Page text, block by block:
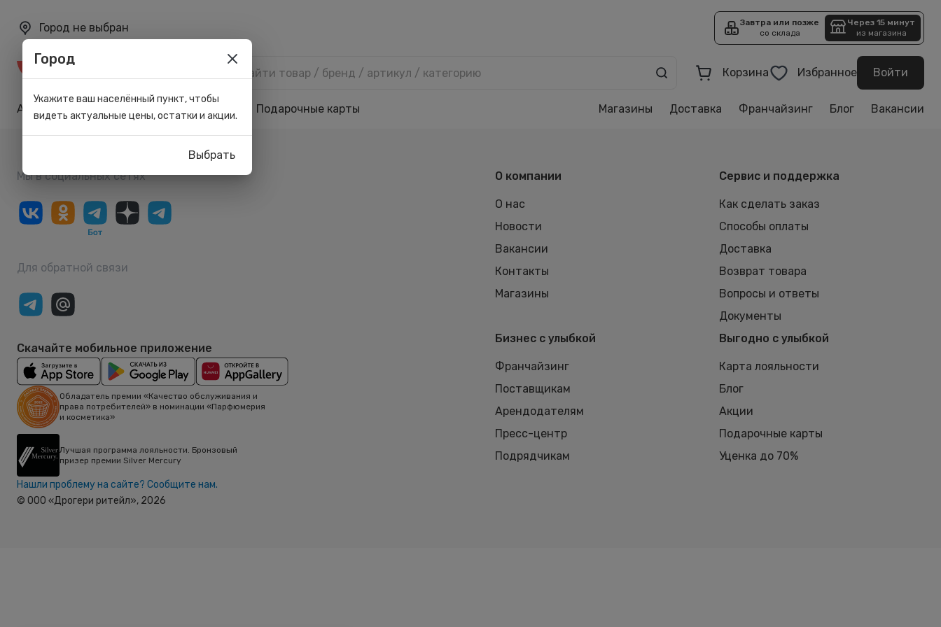
Город не выбран
Завтра или позже
со склада
Через 15 минут
из магазина
Корзина Избранное Войти
Акции Карта лояльности Подарочные карты Магазины Доставка Франчайзинг Блог Вакансии
Мы в социальных сетях
Для обратной связи
Скачайте мобильное приложение
Обладатель премии «Качество обслуживания и
права потребителей» в номинации «Парфюмерия
и косметика»
Лучшая программа лояльности. Бронзовый
призер премии Silver Mercury
Нашли проблему на сайте? Сообщите нам.
© ООО «Дрогери ритейл», 2026
О компании
О нас
Новости
Вакансии
Контакты
Магазины
Сервис и поддержка
Как сделать заказ
Способы оплаты
Доставка
Возврат товара
Вопросы и ответы
Документы
Бизнес с улыбкой
Франчайзинг
Поставщикам
Арендодателям
Пресс-центр
Подрядчикам
Выгодно с улыбкой
Карта лояльности
Блог
Акции
Подарочные карты
Уценка до 70%
Город
Укажите ваш населённый пункт, чтобы
видеть актуальные цены, остатки и акции.
Выбрать